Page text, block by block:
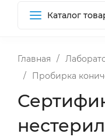
Каталог
Главная /
/
Пробирка